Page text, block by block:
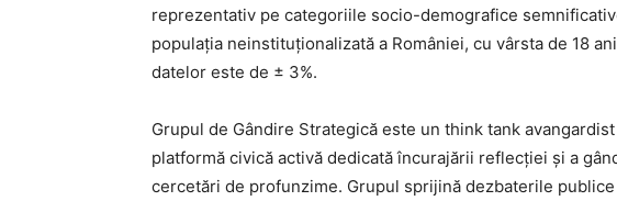
reprezentativ pe categoriile socio-demografice
populația neinstituționalizată a României, cu vârsta de 18
datelor este de ± 3%.
Grupul de Gândire Strategică este un think tank
platformă civică activă dedicată încurajării reflecției și a
cercetări de profunzime. Grupul sprijină dezbaterile